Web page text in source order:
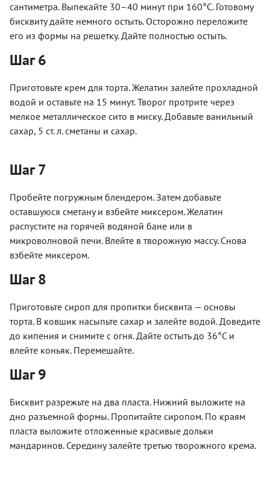
сантиметра. Выпекайте 30–40 минут при 160°C. Готовому
бисквиту дайте немного остыть. Осторожно переложите
его из формы на решетку. Дайте полностью остыть.
Шаг 6
Приготовьте крем для торта. Желатин залейте прохладной
водой и оставьте на 15 минут. Творог протрите через
мелкое металлическое сито в миску. Добавьте ванильный
сахар, 5 ст. л. сметаны и сахар.
Шаг 7
Пробейте погружным блендером. Затем добавьте
оставшуюся сметану и взбейте миксером. Желатин
распустите на горячей водяной бане или в
микроволновой печи. Влейте в творожную массу. Снова
взбейте миксером.
Шаг 8
Приготовьте сироп для пропитки бисквита — основы
торта. В ковшик насыпьте сахар и залейте водой. Доведите
до кипения и снимите с огня. Дайте остыть до 36°C и
влейте коньяк. Перемешайте.
Шаг 9
Бисквит разрежьте на два пласта. Нижний выложите на
дно разъемной формы. Пропитайте сиропом. По краям
пласта выложите отложенные красивые дольки
мандаринов. Середину залейте третью творожного крема.